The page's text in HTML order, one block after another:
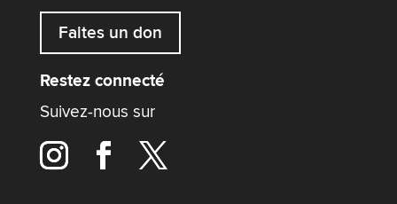
Faites un don
Restez connecté
Suivez-nous sur